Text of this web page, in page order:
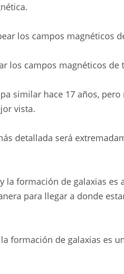
los campos magnéticos de
similar hace 17 años, pero
vista.
detallada será
la formación de galaxias es
para llegar a donde
formación de galaxias es